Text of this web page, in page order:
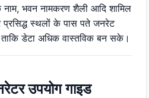
भवन नामकरण शैली आदि शामिल
स्थलों के पास पते जनरेट
डेटा अधिक वास्तविक बन सके।
उपयोग गाइड